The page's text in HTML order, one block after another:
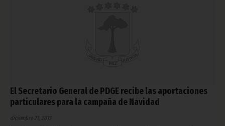
El Secretario General de PDGE recibe las aportaciones
particulares para la campaña de Navidad
diciembre 21, 2013